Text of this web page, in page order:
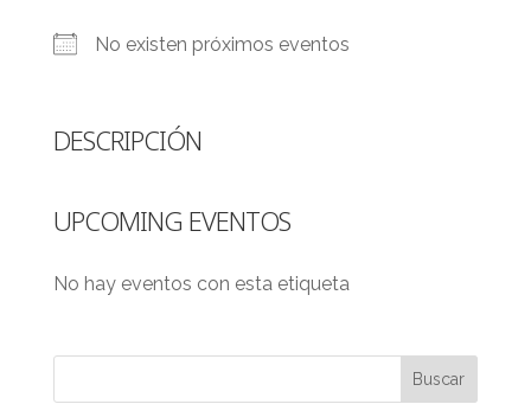
No existen próximos eventos
DESCRIPCIÓN
UPCOMING EVENTOS
No hay eventos con esta etiqueta
Buscar